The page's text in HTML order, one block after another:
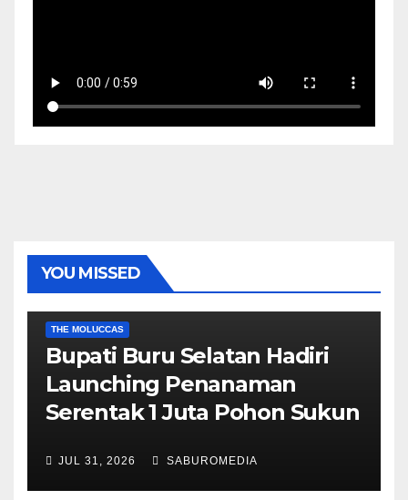
YOU MISSED
THE MOLUCCAS
Bupati Buru Selatan Hadiri
Launching Penanaman
Serentak 1 Juta Pohon Sukun
JUL 31, 2026 SABUROMEDIA
AMBON METRO JURNALISME AKTIVIS
POLITIK & PEMERINTAHAN